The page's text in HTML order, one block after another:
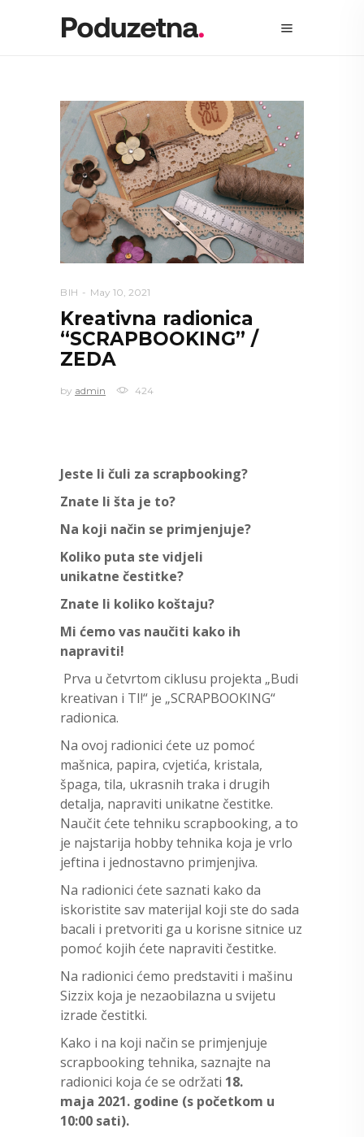
BIH May 10, 2021
Kreativna radionica
“SCRAPBOOKING” /
ZEDA
by admin 424
Jeste li čuli za scrapbooking?
Znate li šta je to?
Na koji način se primjenjuje?
Koliko puta ste vidjeli
unikatne čestitke?
Znate li koliko koštaju?
Mi ćemo vas naučiti kako ih
napraviti!
Prva u četvrtom ciklusu projekta „Budi
kreativan i TI!“ je „SCRAPBOOKING“
radionica.
Na ovoj radionici ćete uz pomoć
mašnica, papira, cvjetića, kristala,
špaga, tila, ukrasnih traka i drugih
detalja, napraviti unikatne čestitke.
Naučit ćete tehniku scrapbooking, a to
je najstarija hobby tehnika koja je vrlo
jeftina i jednostavno primjenjiva.
Na radionici ćete saznati kako da
iskoristite sav materijal koji ste do sada
bacali i pretvoriti ga u korisne sitnice uz
pomoć kojih ćete napraviti čestitke.
Na radionici ćemo predstaviti i mašinu
Sizzix koja je nezaobilazna u svijetu
izrade čestitki.
Kako i na koji način se primjenjuje
scrapbooking tehnika, saznajte na
radionici koja će se održati 18.
maja 2021. godine (s početkom u
10:00 sati).